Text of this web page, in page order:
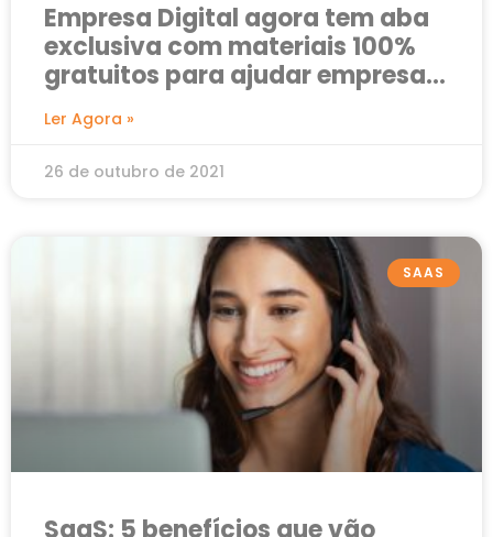
Empresa Digital agora tem aba
exclusiva com materiais 100%
gratuitos para ajudar empresas
Ler Agora »
26 de outubro de 2021
SAAS
SaaS: 5 benefícios que vão